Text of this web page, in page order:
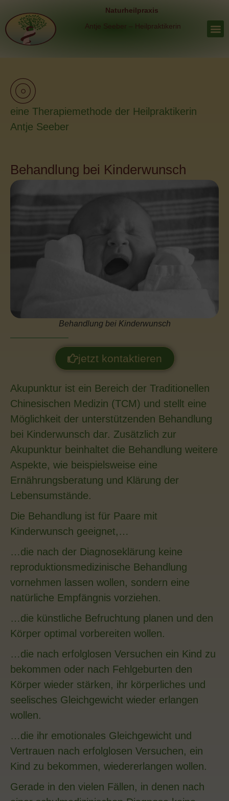
springen
Naturheilpraxis
Antje Seeber – Heilpraktikerin
eine Therapiemethode der Heilpraktikerin
Antje Seeber
Behandlung bei Kinderwunsch
Behandlung bei Kinderwunsch
jetzt kontaktieren
Akupunktur ist ein Bereich der Traditionellen
Chinesischen Medizin (TCM) und stellt eine
Möglichkeit der unterstützenden Behandlung
bei Kinderwunsch dar. Zusätzlich zur
Akupunktur beinhaltet die Behandlung weitere
Aspekte, wie beispielsweise eine
Ernährungsberatung und Klärung der
Lebensumstände.
Die Behandlung ist für Paare mit
Kinderwunsch geeignet,…
…die nach der Diagnoseklärung keine
reproduktionsmedizinische Behandlung
vornehmen lassen wollen, sondern eine
natürliche Empfängnis vorziehen.
…die künstliche Befruchtung planen und den
Körper optimal vorbereiten wollen.
…die nach erfolglosen Versuchen ein Kind zu
bekommen oder nach Fehlgeburten den
Körper wieder stärken, ihr körperliches und
seelisches Gleichgewicht wieder erlangen
wollen.
…die ihr emotionales Gleichgewicht und
Vertrauen nach erfolglosen Versuchen, ein
Kind zu bekommen, wiedererlangen wollen.
Gerade in den vielen Fällen, in denen nach